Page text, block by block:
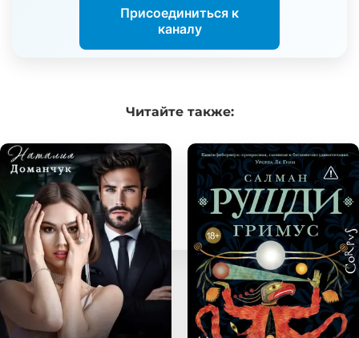
Присоединиться к
каналу
Читайтетакже: